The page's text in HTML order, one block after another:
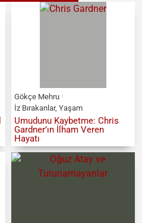
Gökçe Mehru
İz Bırakanlar, Yaşam
Umudunu Kaybetme: Chris
Gardner’ın İlham Veren
Hayatı